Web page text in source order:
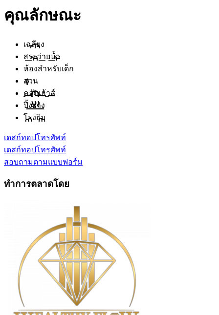
คุณลักษณะ
เฉลียง
สระว่ายน้ำ
ห้องสำหรับเด็ก
สวน
คลับเฮ้าส์
ปิ้งย่าง
โรงยิม
เดสก์ทอปโทรศัพท์
เดสก์ทอปโทรศัพท์
สอบถามตามแบบฟอร์ม
ทำการตลาดโดย